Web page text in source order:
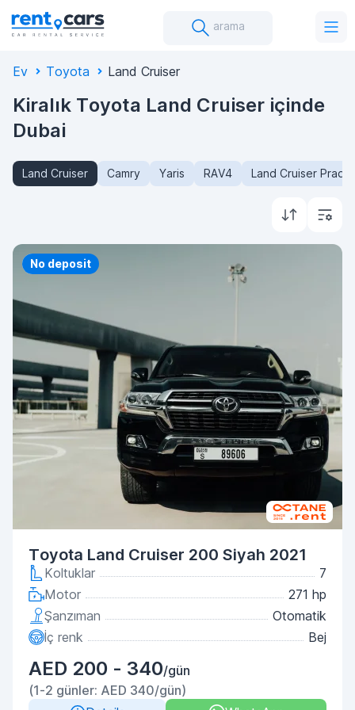
arama
Ev Toyota Land Cruiser
Kiralık Toyota Land Cruiser içinde
Dubai
Land Cruiser Camry Yaris RAV4 Land Cruiser Prado
Priority
No deposit
Toyota Land Cruiser 200 Siyah 2021
Koltuklar
7
Motor
271 hp
Şanzıman
Otomatik
İç renk
Bej
AED 200 - 340/gün
(1-2 günler: AED 340/gün)